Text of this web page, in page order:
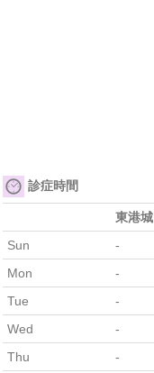
診症時間
東港城
Sun
-
Mon
-
Tue
-
Wed
-
Thu
-